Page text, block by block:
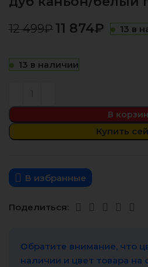
12 499₽ 11 874₽ 13 в
13 в наличии
В
Купить
В избранные
Поделиться:
Обратите внимание, что
наличии и цвет товара